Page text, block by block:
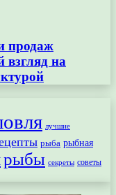
продаж
взгляд на
лучшие
рыба рыбная
рыбы секреты советы